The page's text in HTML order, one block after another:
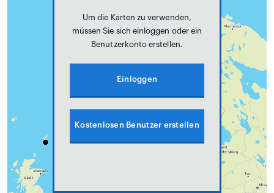
Um die Karten zu verwenden,
müssen Sie sich einloggen oder ein
Benutzerkonto erstellen.
Einloggen
Kostenlosen Benutzer erstellen